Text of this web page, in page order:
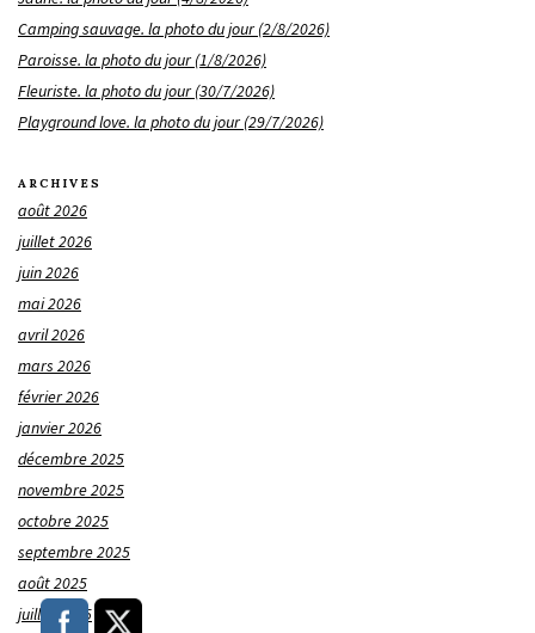
Camping sauvage. la photo du jour (2/8/2026)
Paroisse. la photo du jour (1/8/2026)
Fleuriste. la photo du jour (30/7/2026)
Playground love. la photo du jour (29/7/2026)
ARCHIVES
août 2026
juillet 2026
juin 2026
mai 2026
avril 2026
mars 2026
février 2026
janvier 2026
décembre 2025
novembre 2025
octobre 2025
septembre 2025
août 2025
juillet 2025